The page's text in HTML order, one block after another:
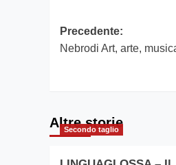
Navigazione
articolo
Precedente:
Nebrodi Art, arte,
Altre storie
Secondo taglio